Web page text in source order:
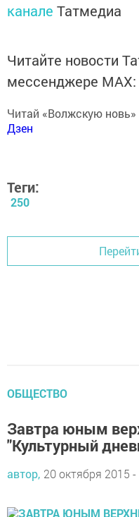
канале Татмедиа
Читайте новости
мессенджере MАХ:
Читай «Волжскую новь»
Дзен
Теги:
250
ОБЩЕСТВО
Завтра юным
"Культурный
автор, 20 октября 2015 -